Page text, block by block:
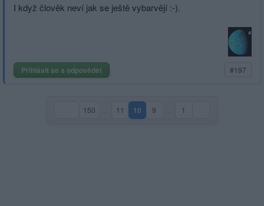
I když člověk neví jak se ještě vybarvějí :-).
Přihlásit se a odpovědět #197
150 11 10(aktuální strana)
9 1